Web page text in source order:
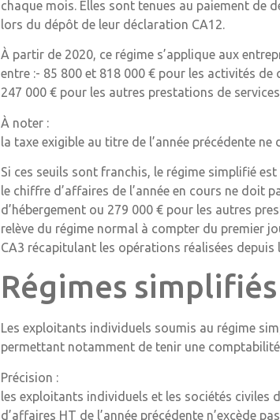
chaque mois. Elles sont tenues au paiement de
lors du dépôt de leur déclaration CA12.
À partir de 2020, ce régime s’applique aux
entre :- 85 800 et 818 000 € pour les activités
247 000 € pour les autres prestations de
À noter :
la taxe exigible au titre de l’année précédente
Si ces seuils sont franchis, le régime simplifié
le chiffre d’affaires de l’année en cours ne doit
d’hébergement ou 279 000 € pour les autres
relève du régime normal à compter du premier
CA3 récapitulant les opérations réalisées depuis
Régimes
Les exploitants individuels soumis au régime
permettant notamment de tenir une
Précision :
les exploitants individuels et les sociétés civiles
d’affaires HT de l’année précédente n’excède